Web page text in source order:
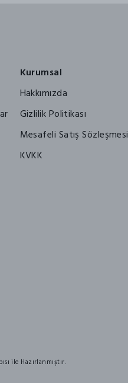
Kurumsal
Hakkımızda
Gizlilik Politikası
Mesafeli Satış Sözleşmesi
KVKK
ile Hazırlanmıştır.